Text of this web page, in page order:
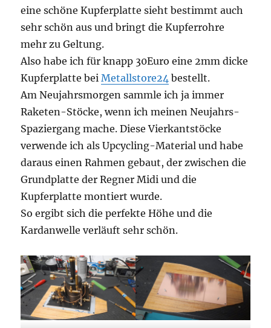
eine schöne Kupferplatte sieht bestimmt auch
sehr schön aus und bringt die Kupferrohre
mehr zu Geltung.
Also habe ich für knapp 30Euro eine 2mm dicke
Kupferplatte beiMetallstore24 bestellt.
Am Neujahrsmorgen sammle ich ja immer
Raketen-Stöcke, wenn ich meinen Neujahrs-
Spaziergang mache. Diese Vierkantstöcke
verwende ich als Upcycling-Material und habe
daraus einen Rahmen gebaut, der zwischen die
Grundplatte der Regner Midi und die
Kupferplatte montiert wurde.
So ergibt sich die perfekte Höhe und die
Kardanwelle verläuft sehr schön.